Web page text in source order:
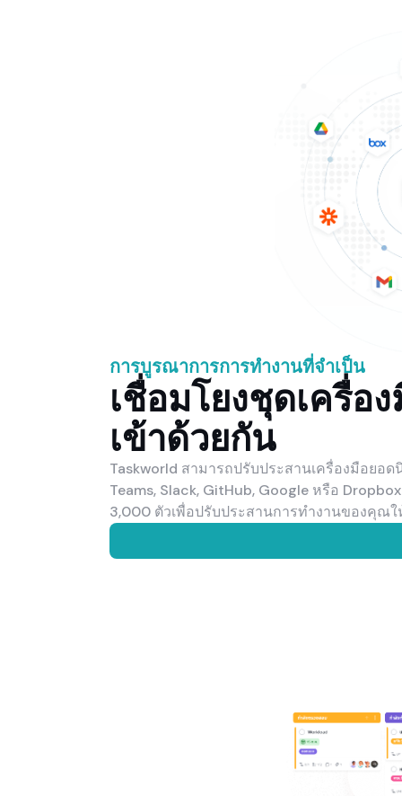
การบูรณาการการทำงานที่จำเป็น
เชื่อมโยงชุดเครื่อ
เข้าด้วยกัน
Taskworld สามารถปรับประสานเครื่องมือย
Teams, Slack, GitHub, Google หรือ
3,000 ตัวเพื่อปรับประสานการทำงานของคุณ